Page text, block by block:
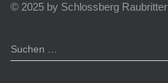
© 2025 by Schlossberg Raubritter
u
Suchen …